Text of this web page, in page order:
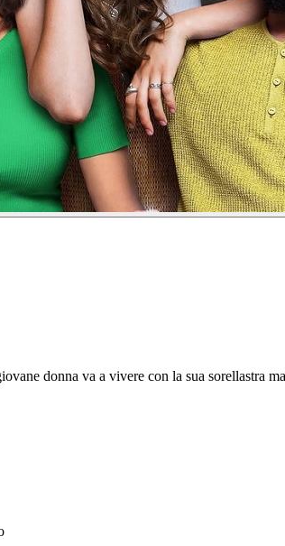
donna va a vivere con la sua sorellastra